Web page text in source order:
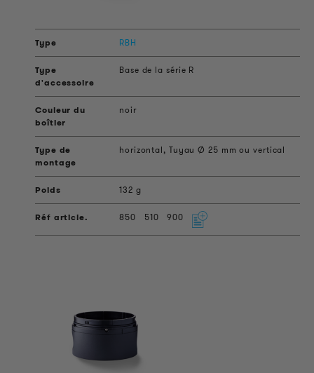
RBH
Base de la série R
noir
horizontal, Tuyau Ø 25 mm ou vertical
132 g
850 510 900